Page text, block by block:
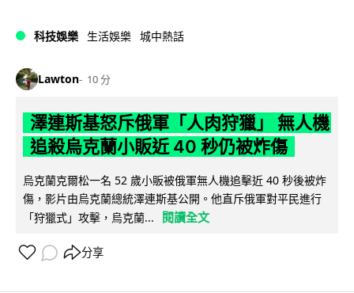
科技娛樂 生活娛樂 城中熱話
Lawton 10 分
澤連斯基怒斥俄軍「人肉狩獵」 無人機
追殺烏克蘭小販近 40 秒仍被炸傷
烏克蘭克爾松一名 52 歲小販被俄軍無人機追擊近 40 秒後被炸
傷，影片由烏克蘭總統澤連斯基公開。他直斥俄軍對平民進行
「狩獵式」攻擊，烏克蘭...
閱讀全文
分享